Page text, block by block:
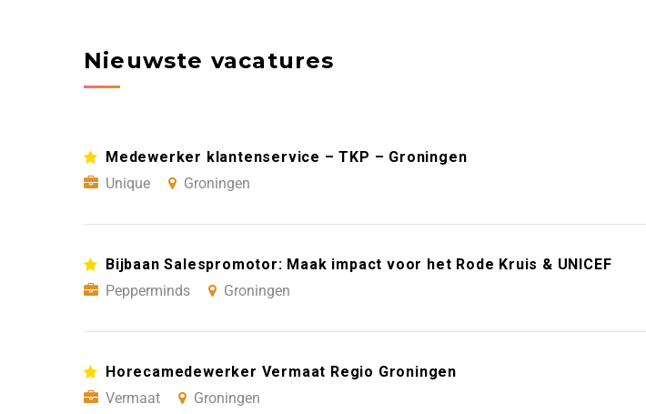
Nieuwste vacatures
Medewerker klantenservice – TKP – Groningen
Unique
Groningen
Bijbaan Salespromotor: Maak impact voor het Rode Kruis & UNICEF
Pepperminds
Groningen
Horecamedewerker Vermaat Regio Groningen
Vermaat
Groningen